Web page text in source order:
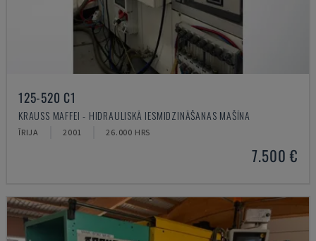
125-520 C1
KRAUSS MAFFEI - HIDRAULISKĀ IESMIDZINĀŠANAS MAŠĪNA
ĪRIJA 2001 26.000 HRS
7.500 €